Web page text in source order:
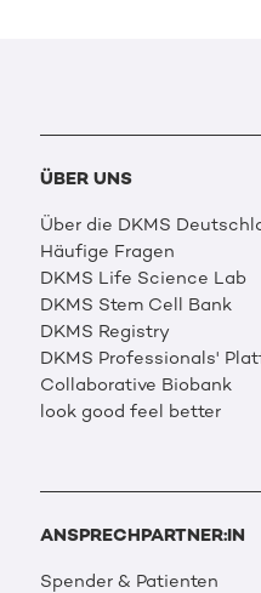
ÜBER UNS
Über die DKMS
Häufige Fragen
DKMS Life Science Lab
DKMS Stem Cell Bank
DKMS Registry
DKMS Professionals'
Collaborative Biobank
look good feel better
ANSPRECHPARTNER:IN
Spender & Patienten